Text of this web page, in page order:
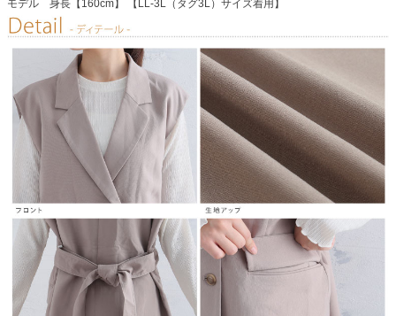
モデル 身長【160cm】 【LL-3L（タグ3L）サイズ着用】